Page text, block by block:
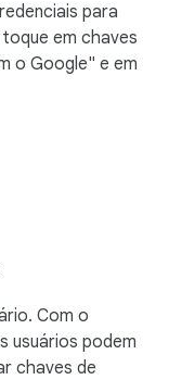
para
em chaves
o Google" e em
Com o
usuários podem
chaves de